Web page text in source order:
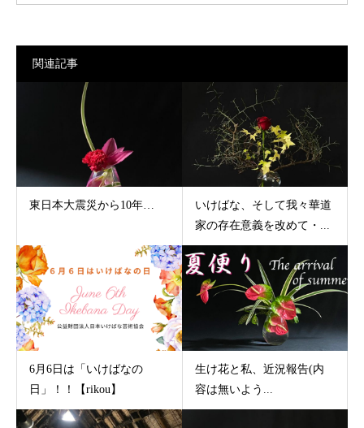
関連記事
東日本大震災から10年…
いけばな、そして我々華道
家の存在意義を改めて・...
6月6日は「いけばなの
日」！！【rikou】
生け花と私、近況報告(内
容は無いよう...